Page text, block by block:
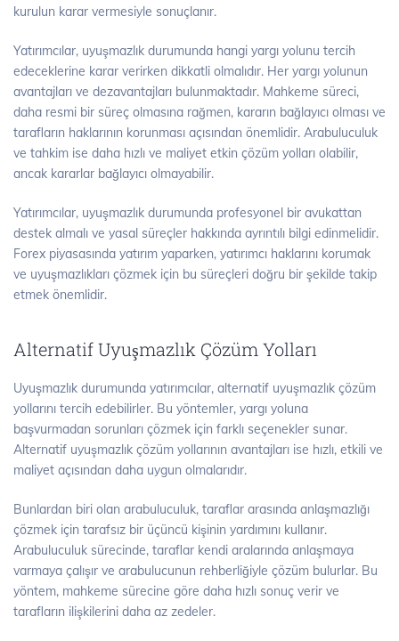
kurulun karar vermesiyle sonuçlanır.
Yatırımcılar, uyuşmazlık durumunda hangi yargı yolunu tercih
edeceklerine karar verirken dikkatli olmalıdır. Her yargı yolunun
avantajları ve dezavantajları bulunmaktadır. Mahkeme süreci,
daha resmi bir süreç olmasına rağmen, kararın bağlayıcı olması ve
tarafların haklarının korunması açısından önemlidir. Arabuluculuk
ve tahkim ise daha hızlı ve maliyet etkin çözüm yolları olabilir,
ancak kararlar bağlayıcı olmayabilir.
Yatırımcılar, uyuşmazlık durumunda profesyonel bir avukattan
destek almalı ve yasal süreçler hakkında ayrıntılı bilgi edinmelidir.
Forex piyasasında yatırım yaparken, yatırımcı haklarını korumak
ve uyuşmazlıkları çözmek için bu süreçleri doğru bir şekilde takip
etmek önemlidir.
Alternatif Uyuşmazlık Çözüm Yolları
Uyuşmazlık durumunda yatırımcılar, alternatif uyuşmazlık çözüm
yollarını tercih edebilirler. Bu yöntemler, yargı yoluna
başvurmadan sorunları çözmek için farklı seçenekler sunar.
Alternatif uyuşmazlık çözüm yollarının avantajları ise hızlı, etkili ve
maliyet açısından daha uygun olmalarıdır.
Bunlardan biri olan arabuluculuk, taraflar arasında anlaşmazlığı
çözmek için tarafsız bir üçüncü kişinin yardımını kullanır.
Arabuluculuk sürecinde, taraflar kendi aralarında anlaşmaya
varmaya çalışır ve arabulucunun rehberliğiyle çözüm bulurlar. Bu
yöntem, mahkeme sürecine göre daha hızlı sonuç verir ve
tarafların ilişkilerini daha az zedeler.